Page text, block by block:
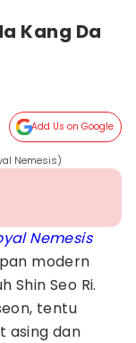
Kang Da
Add Us on Google
Nemesis)
Nemesis
modern
Seo Ri.
tentu
asing dan